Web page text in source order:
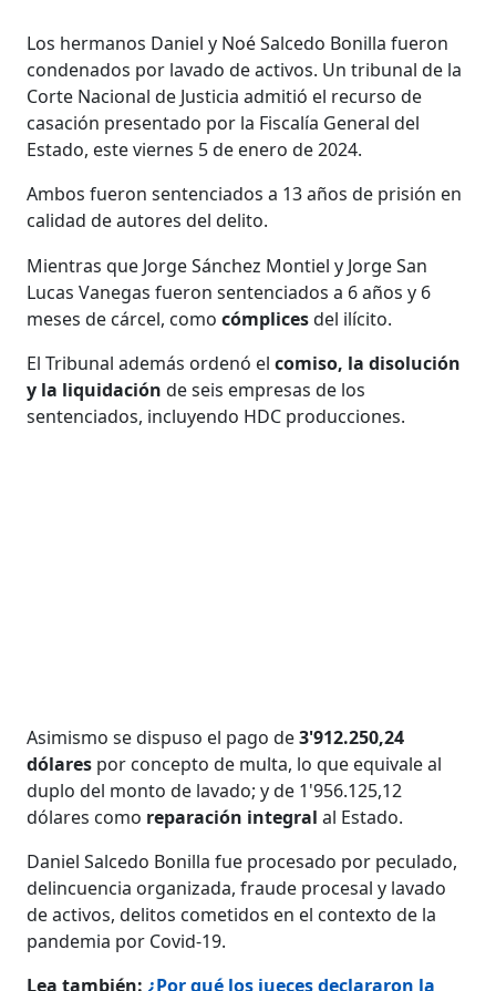
Los hermanos Daniel y Noé Salcedo Bonilla fueron
condenados por lavado de activos. Un tribunal de la
Corte Nacional de Justicia admitió el recurso de
casación presentado por la Fiscalía General del
Estado, este viernes 5 de enero de 2024.
Ambos fueron sentenciados a 13 años de prisión en
calidad de autores del delito.
Mientras que Jorge Sánchez Montiel y Jorge San
Lucas Vanegas fueron sentenciados a 6 años y 6
meses de cárcel, comocómplicesdel ilícito.
El Tribunal además ordenó elcomiso, la disolución
y la liquidaciónde seis empresas de los
sentenciados, incluyendo HDC producciones.
Asimismo se dispuso el pago de3'912.250,24
dólares por concepto de multa, lo que equivale al
duplo del monto de lavado; y de 1'956.125,12
dólares como reparación integral al Estado.
Daniel Salcedo Bonilla fue procesado por peculado,
delincuencia organizada, fraude procesal y lavado
de activos, delitos cometidos en el contexto de la
pandemia por Covid-19.
Lea también: ¿Por qué los jueces declararon la